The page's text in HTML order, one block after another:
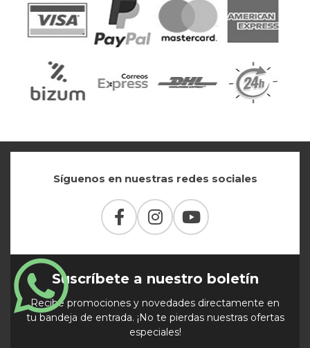
Síguenos en nuestras redes sociales
Suscríbete a nuestro boletín
Recibe promociones y novedades directamente en
tu bandeja de entrada. ¡No te pierdas nuestras ofertas
especiales!